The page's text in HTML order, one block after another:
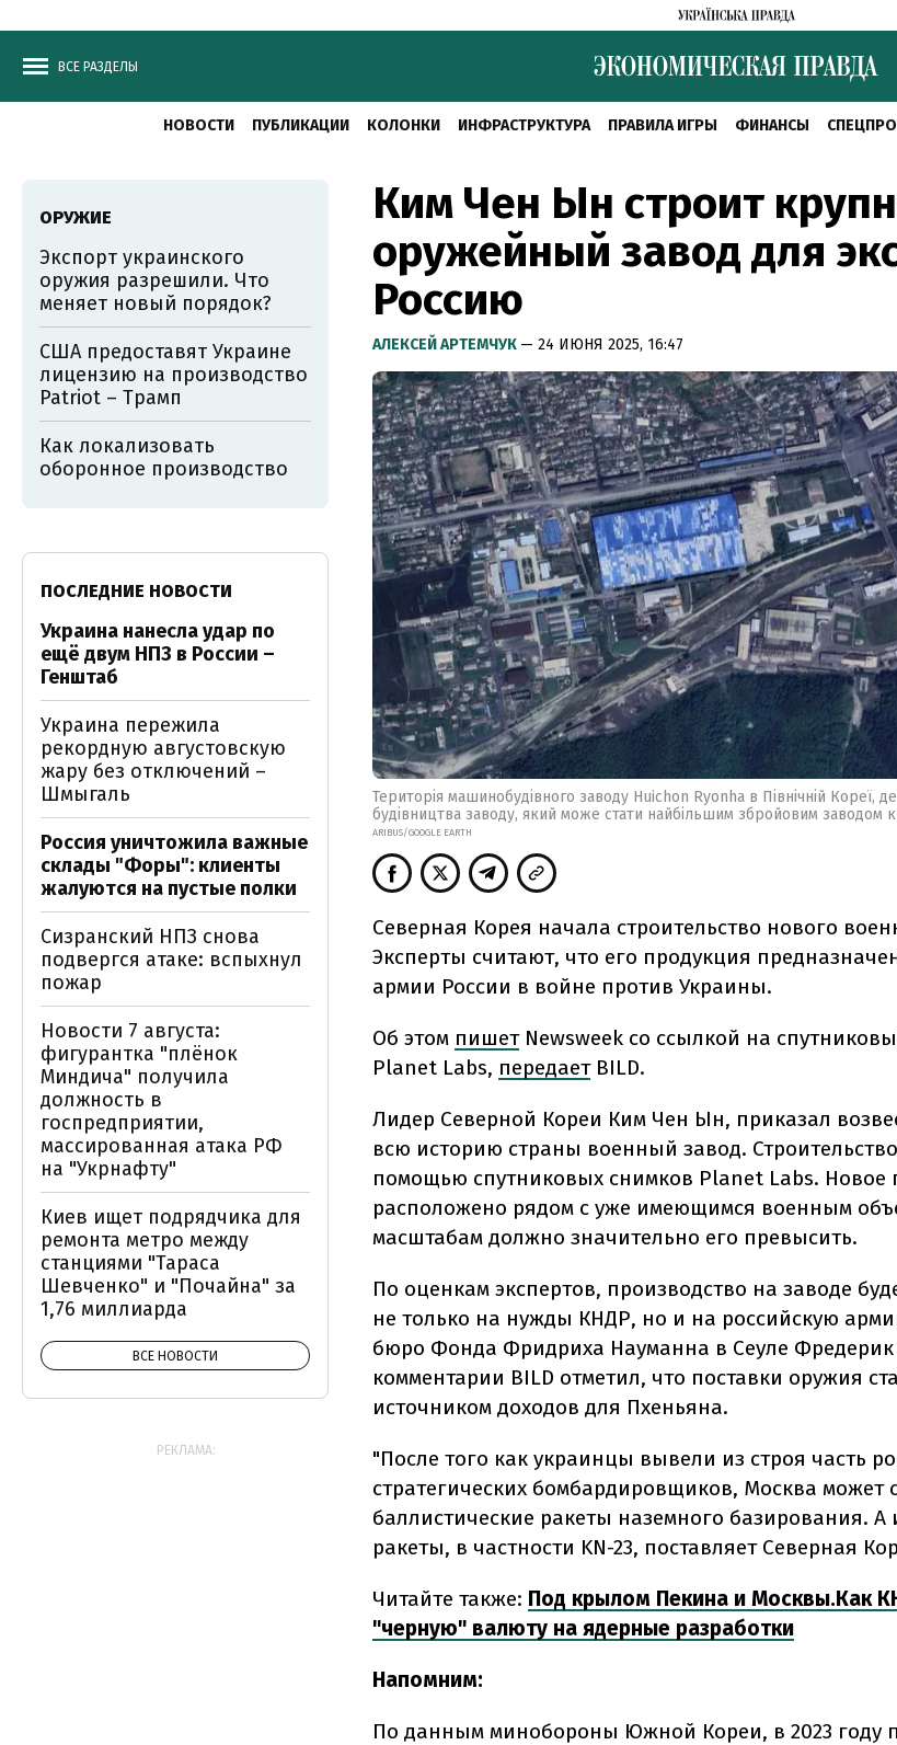
ВСЕ РАЗДЕЛЫ
НОВОСТИ ПУБЛИКАЦИИ КОЛОНКИ ИНФРАСТРУКТУРА ПРАВИЛА ИГРЫ ФИНАНСЫ
Ким Чен Ын строит
оружейный завод для
Россию
АЛЕКСЕЙ АРТЕМЧУК — 24 ИЮНЯ 2025, 16:47
Територія машинобудівного заводу Huichon Ryonha в Північній Кореї,
будівництва заводу, який може стати найбільшим збройовим заводом
ARIBUS/GOOGLE EARTH
Северная Корея начала строительство нового
Эксперты считают, что его продукция
армии России в войне против Украины.
Об этом пишетNewsweek со ссылкой на
Planet Labs, передаетBILD.
Лидер Северной Кореи Ким Чен Ын, приказал
всю историю страны военный завод.
помощью спутниковых снимков Planet Labs. Новое
расположено рядом с уже имеющимся военным
масштабам должно значительно его превысить.
По оценкам экспертов, производство на заводе
не только на нужды КНДР, но и на российскую
бюро Фонда Фридриха Науманна в Сеуле Фредерик
комментарии BILD отметил, что поставки оружия
источником доходов для Пхеньяна.
"После того как украинцы вывели из строя часть
стратегических бомбардировщиков, Москва может
баллистические ракеты наземного базирования. А
ракеты, в частности KN-23, поставляет Северная
Читайте также: Под крылом Пекина и Москвы.Как
"черную" валюту на ядерные разработки
Напомним:
По данным минобороны Южной Кореи, в 2023 году
ОРУЖИЕ
Экспорт украинского
оружия разрешили. Что
меняет новый порядок?
США предоставят Украине
лицензию на производство
Patriot – Трамп
Как локализовать
оборонное производство
ПОСЛЕДНИЕ НОВОСТИ
Украина нанесла удар по
ещё двум НПЗ в России –
Генштаб
Украина пережила
рекордную августовскую
жару без отключений –
Шмыгаль
Россия уничтожила важные
склады "Форы": клиенты
жалуются на пустые полки
Сизранский НПЗ снова
подвергся атаке: вспыхнул
пожар
Новости 7 августа:
фигурантка "плёнок
Миндича" получила
должность в
госпредприятии,
массированная атака РФ
на "Укрнафту"
Киев ищет подрядчика для
ремонта метро между
станциями "Тараса
Шевченко" и "Почайна" за
1,76 миллиарда
ВСЕ НОВОСТИ
РЕКЛАМА: